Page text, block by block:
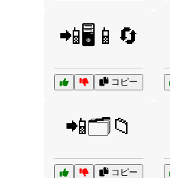
📲🖥️📱🔄
コピー
📲🗂️📁
コピー